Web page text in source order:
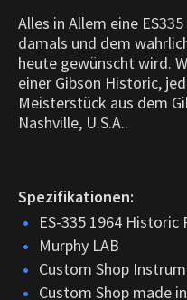
Alles in Allem eine
damals und dem
heute gewünscht wird.
einer Gibson Historic,
Meisterstück aus dem
Nashville, U.S.A..
Spezifikationen:
ES-335 1964
Murphy LAB
Custom Shop
Custom Shop made